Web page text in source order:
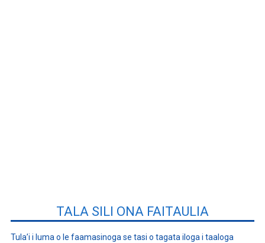
TALA SILI ONA FAITAULIA
Tula’i i luma o le faamasinoga se tasi o tagata iloga i taaloga